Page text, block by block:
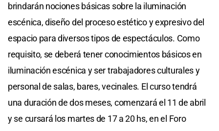
brindarán nociones básicas sobre la iluminación
escénica, diseño del proceso estético y expresivo del
espacio para diversos tipos de espectáculos. Como
requisito, se deberá tener conocimientos básicos en
iluminación escénica y ser trabajadores culturales y
personal de salas, bares, vecinales. El curso tendrá
una duración de dos meses, comenzará el 11 de abril
y se cursará los martes de 17 a 20 hs, en el Foro